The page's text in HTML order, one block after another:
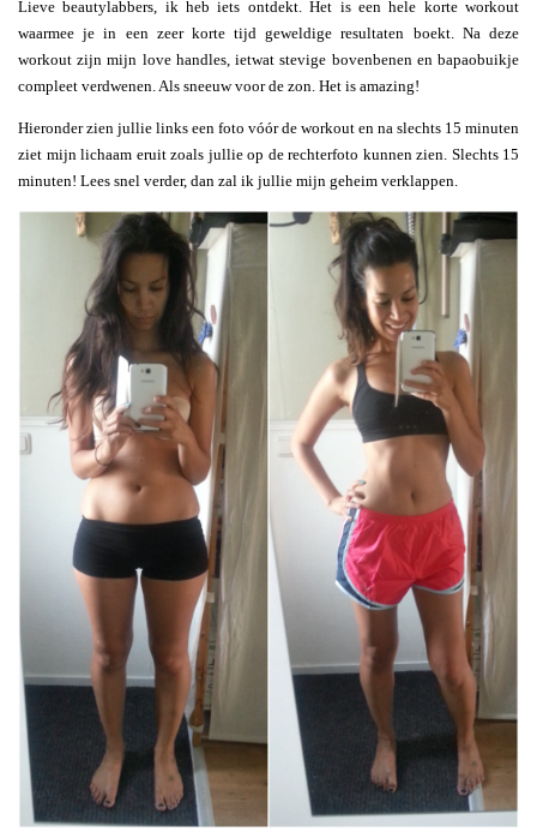
Lieve beautylabbers, ik heb iets ontdekt. Het is een hele korte workout
waarmee je in een zeer korte tijd geweldige resultaten boekt. Na deze
workout zijn mijn love handles, ietwat stevige bovenbenen en bapaobuikje
compleet verdwenen. Als sneeuw voor de zon. Het is amazing!
Hieronder zien jullie links een foto vóór de workout en na slechts 15 minuten
ziet mijn lichaam eruit zoals jullie op de rechterfoto kunnen zien. Slechts 15
minuten! Lees snel verder, dan zal ik jullie mijn geheim verklappen.